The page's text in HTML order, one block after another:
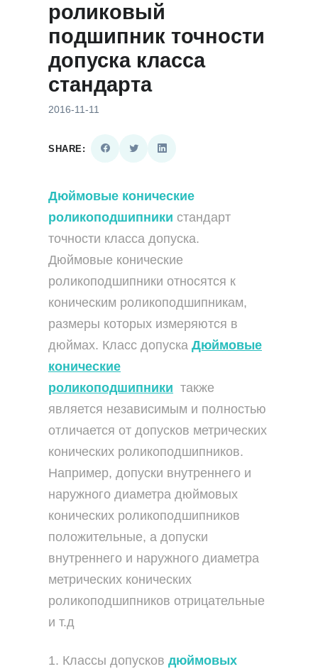
роликовый
подшипник точности
допуска класса
стандарта
2016-11-11
SHARE:
Дюймовые конические
роликоподшипники стандарт
точности класса допуска.
Дюймовые конические
роликоподшипники относятся к
коническим роликоподшипникам,
размеры которых измеряются в
дюймах. Класс допуска Дюймовые
конические
роликоподшипники также
является независимым и полностью
отличается от допусков метрических
конических роликоподшипников.
Например, допуски внутреннего и
наружного диаметра дюймовых
конических роликоподшипников
положительные, а допуски
внутреннего и наружного диаметра
метрических конических
роликоподшипников отрицательные
и т.д
1. Классы допусков дюймовых